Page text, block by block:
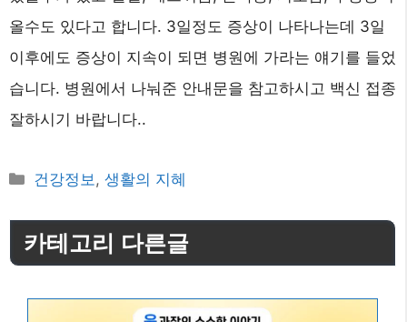
올수도 있다고 합니다. 3일정도 증상이 나타나는데 3일
이후에도 증상이 지속이 되면 병원에 가라는 얘기를 들었
습니다. 병원에서 나눠준 안내문을 참고하시고 백신 접종
잘하시기 바랍니다..
카
고
리
건강정보,생활의 지혜
카테고리 다른글